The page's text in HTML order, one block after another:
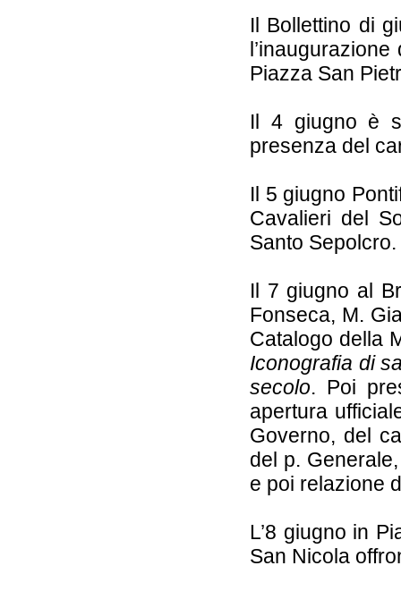
Il Bollettino di
Piazza San
Il 4 giugno è
presenza del
Il 5 giugno
Cavalieri del
Santo Sepolcro.
Il 7 giugno al
Fonseca, M.
Catalogo della
Iconografia di
secolo. Poi
apertura
Governo, del
del p.
e poi relazione
L’8 giugno in
San Nicola